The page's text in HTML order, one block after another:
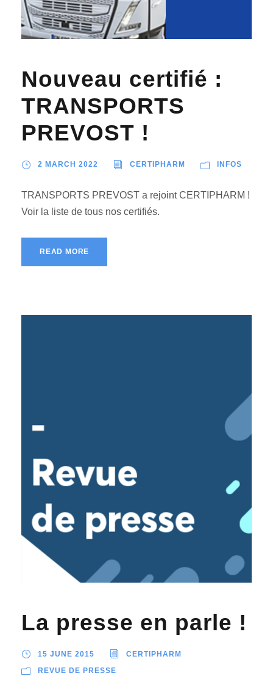
Nouveau certifié :
TRANSPORTS
PREVOST !
2 MARCH 2022 CERTIPHARM INFOS
TRANSPORTS PREVOST a rejoint CERTIPHARM !
Voir la liste de tous nos certifiés.
READ MORE
La presse en parle !
15 JUNE 2015 CERTIPHARM
REVUE DE PRESSE